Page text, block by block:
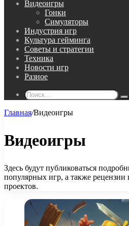
Видеоигры
Гонки
Симуляторы
Индустрия игр
Культура гейминга
Советы и стратегии
Техника
Новости игр
Разное
Главная/Видеоигры
Видеоигры
Здесь будут публиковаться
популярных игр, а также
проектов.